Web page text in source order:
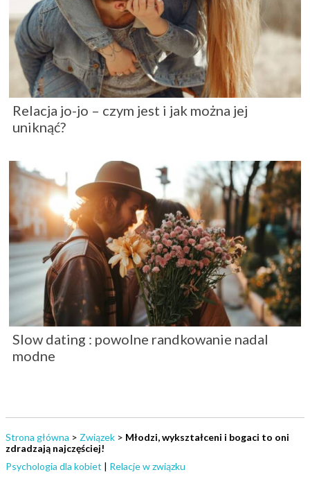
Relacja jo-jo – czym jest i jak można jej
uniknąć?
Slow dating : powolne randkowanie nadal
modne
Strona główna > Związek > Młodzi, wykształceni i bogaci to oni
zdradzają najczęściej!
Psychologia dla kobiet | Relacje w związku